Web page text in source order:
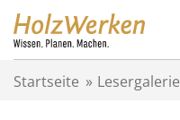
Startseite » Lesergalerie